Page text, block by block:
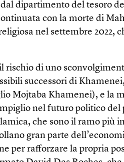
dipartimento del tesoro
con la morte di
nel settembre 2022,
rischio di uno
successori di
Mojtaba Khamenei), e la
nel futuro politico del
che sono il ramo più
gran parte
per rafforzare la propria